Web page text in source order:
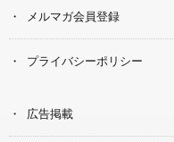
メルマガ会員登録
プライバシーポリシー
広告掲載